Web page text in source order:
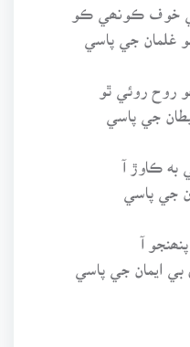
کي خوف ڪونھي ڪو
غلمان جي پاسي
روح روئي ٿو
جي پاسي
به ڪاوڙ آ
جي پاسي
آ
ايمان جي پاسي